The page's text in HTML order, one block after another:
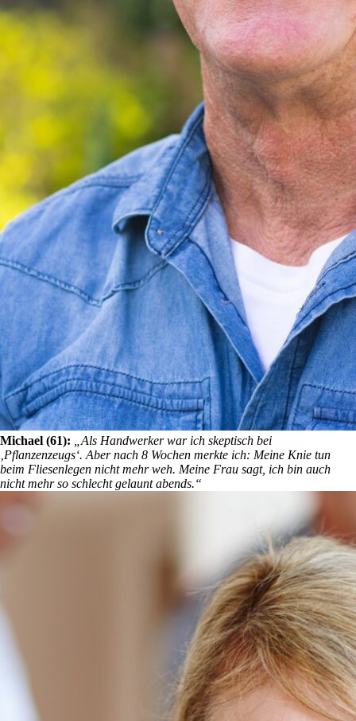
Michael (61):
„Als Handwerker war ich skeptisch bei
‚Pflanzenzeugs‘. Aber nach 8 Wochen merkte ich: Meine Knie tun
beim Fliesenlegen nicht mehr weh. Meine Frau sagt, ich bin auch
nicht mehr so schlecht gelaunt abends.“